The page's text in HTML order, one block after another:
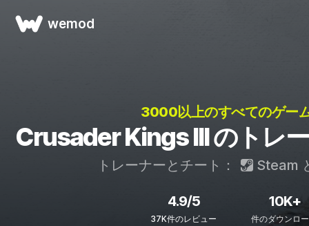
wemod
3000以上のすべてのゲー
Crusader Kings III のトレ
トレーナーとチート： Steam
4.9/5
37K件のレビュー
10K+
件のダウンロ